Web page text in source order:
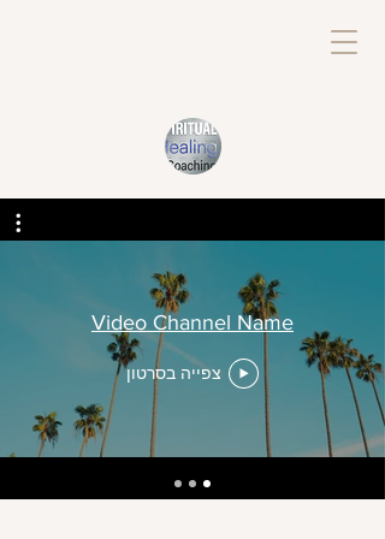
Video Channel Name
צפייה בסרטון